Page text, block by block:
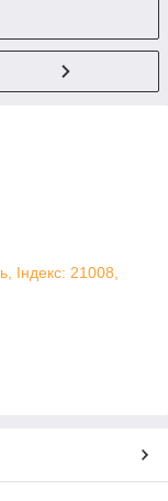
Індекс: 21008,